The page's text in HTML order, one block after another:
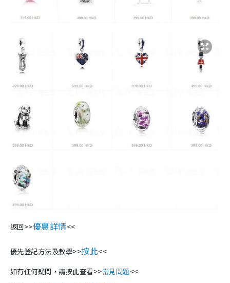
返回>>優惠詳情<<
優先登記方法及教學>>按此<<
如有任何疑問，請按此查看>>常見問題<<